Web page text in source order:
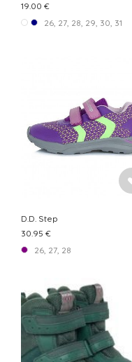
19.00 €
26, 27, 28, 29, 30, 31
D.D. Step
30.95 €
26, 27, 28